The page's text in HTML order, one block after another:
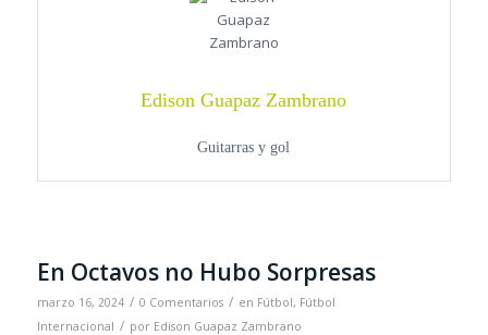
Edison Guapaz Zambrano
Guitarras y gol
En Octavos no Hubo Sorpresas
marzo 16, 2024 / 0 Comentarios / en Fútbol, Fútbol
Internacional / por Edison Guapaz Zambrano